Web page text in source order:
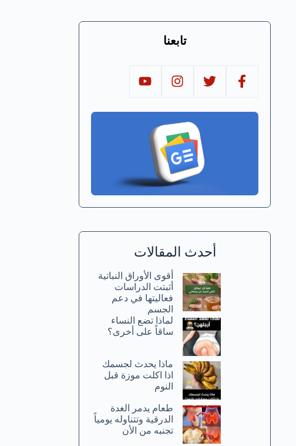
تابعنا
أحدث المقالات
أقوى الأوراق النباتية
أثبتت الدراسات
فعاليتها في دعم
الجسم
لماذا تضع النساء
ساقاً على أخرى؟
ماذا يحدث لجسمك
اذا اكلت موزة قبل
النوم
طعام يدمر الغدة
الدرقية وتتناوله يومياً
تجنبه من الأن